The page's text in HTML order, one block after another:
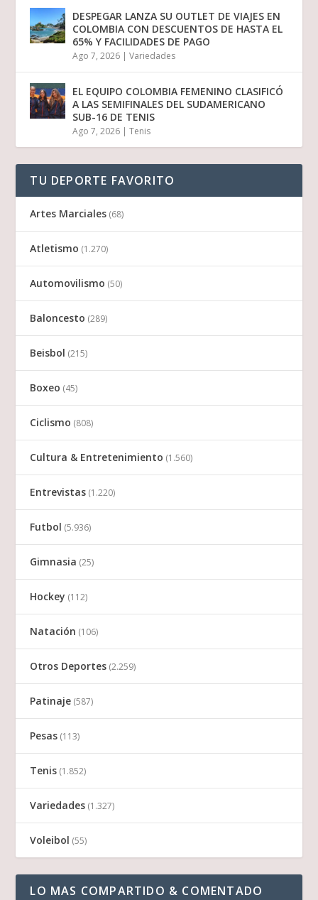
DESPEGAR LANZA SU OUTLET DE VIAJES EN
COLOMBIA CON DESCUENTOS DE HASTA EL
65% Y FACILIDADES DE PAGO
Ago 7, 2026 |Variedades
EL EQUIPO COLOMBIA FEMENINO CLASIFICÓ
A LAS SEMIFINALES DEL SUDAMERICANO
SUB-16 DE TENIS
Ago 7, 2026 |Tenis
TU DEPORTE FAVORITO
Artes Marciales (68)
Atletismo (1.270)
Automovilismo (50)
Baloncesto (289)
Beisbol (215)
Boxeo (45)
Ciclismo (808)
Cultura & Entretenimiento (1.560)
Entrevistas (1.220)
Futbol (5.936)
Gimnasia (25)
Hockey (112)
Natación (106)
Otros Deportes (2.259)
Patinaje (587)
Pesas (113)
Tenis (1.852)
Variedades (1.327)
Voleibol (55)
LO MAS COMPARTIDO & COMENTADO